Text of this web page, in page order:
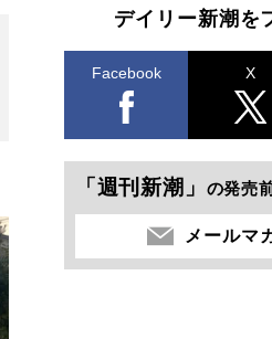
デイリー新潮を
Facebook X
「週刊新潮」 の発売
メールマ